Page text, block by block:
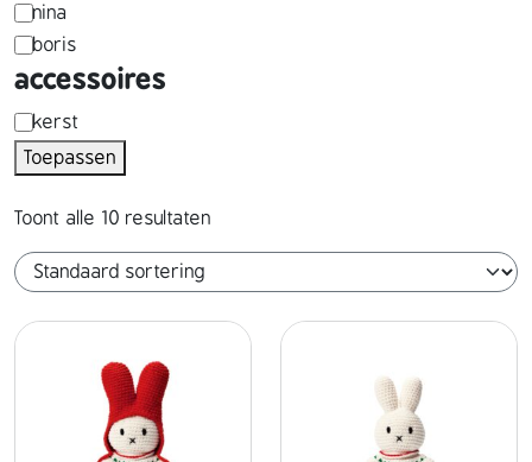
m
a
'
s
&
s
a
m
e
e
r
s
o
n
a
g
e
nina
boris
accessoires
g
e
g
kerst
Toepassen
Toont alle 10 resultaten